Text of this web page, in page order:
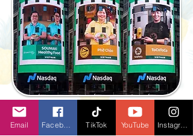
6 quán ăn, nhà hàng tại Việt Nam góp
mặt trong danh sách 75 đối tác thương
nhân của Grab tại Đông Nam Á xuất hiện
Email TikTok YouTube